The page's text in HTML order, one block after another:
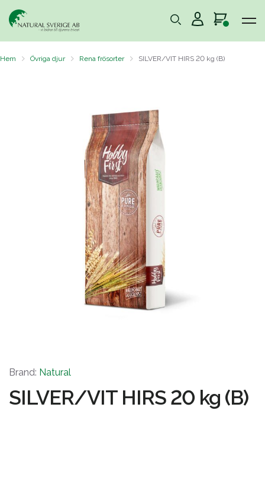
Hem Övriga djur Rena frösorter SILVER/VIT HIRS 20 kg (B)
Brand: Natural
SILVER/VIT HIRS 20 kg (B)